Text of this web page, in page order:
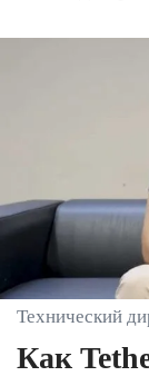
Технический
Как